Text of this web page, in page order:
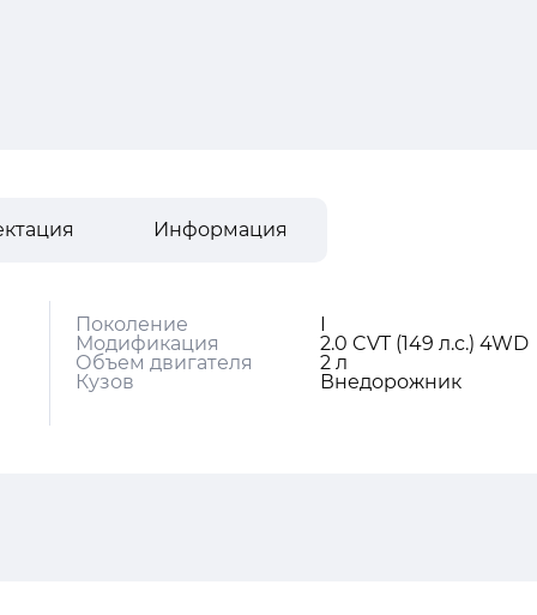
Информация
Поколение
I
Модификация
2.0 CVT (149 л.с.) 4WD
Объем двигателя
2 л
Кузов
Внедорожник